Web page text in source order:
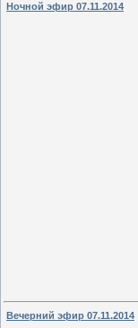
Ночной эфир 07.11.2014
Вечерний эфир 07.11.2014